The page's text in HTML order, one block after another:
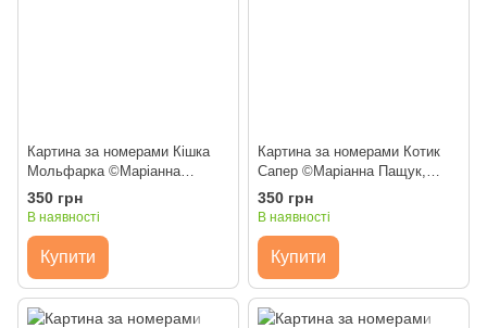
Картина за номерами Кішка
Мольфарка ©Маріанна
Пащук, 40х50 см, Brushme
350 грн
В наявності
Купити
Картина за номерами Котик
Сапер ©Маріанна Пащук,
40х50 см, Brushme
350 грн
В наявності
Купити